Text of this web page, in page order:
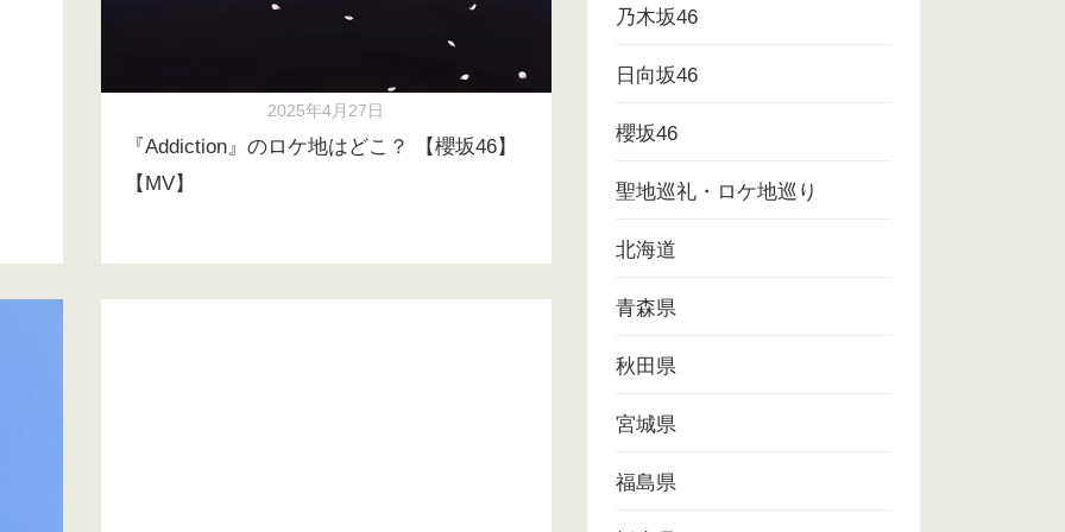
2025年4月27日
『Addiction』のロケ地はどこ？ 【櫻坂46】
【MV】
乃木坂46
日向坂46
櫻坂46
聖地巡礼・ロケ地巡り
北海道
青森県
秋田県
宮城県
福島県